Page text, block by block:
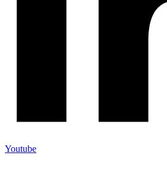
Youtube